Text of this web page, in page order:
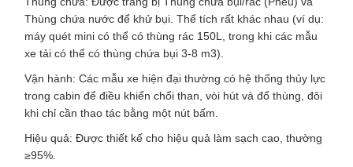
Thùng chứa nước để khử bụi. Thể tích rất khác nhau (ví dụ:
máy quét mini có thể có thùng rác 150L, ​​trong khi các mẫu
xe tải có thể có thùng chứa bụi 3-8 m3).
Vận hành: Các mẫu xe hiện đại thường có hệ thống thủy lực
trong cabin để điều khiển chổi than, vòi hút và đổ thùng, đôi
khi chỉ cần thao tác bằng một nút bấm.
Hiệu quả: Được thiết kế cho hiệu quả làm sạch cao, thường
≥95%.